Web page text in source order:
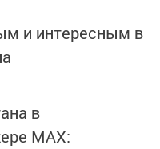
и интересным в
в
MАХ: